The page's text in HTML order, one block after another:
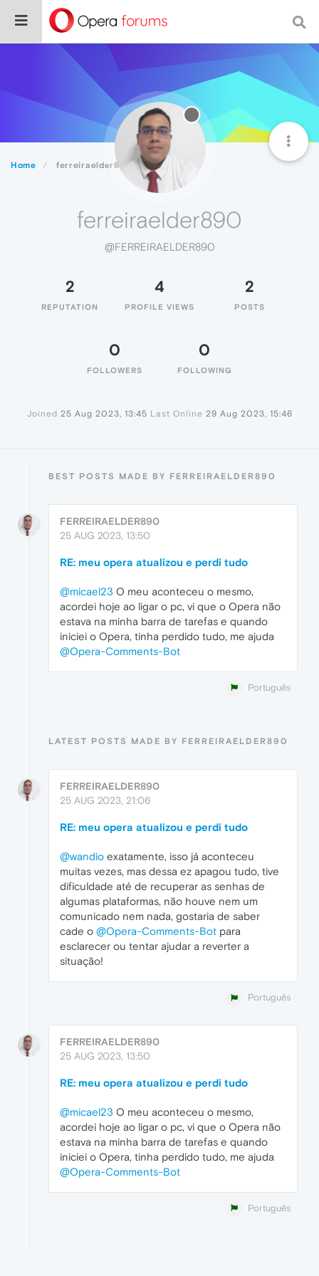
Home ferreiraelder890
ferreiraelder890
@FERREIRAELDER890
2
REPUTATION
4
PROFILE VIEWS
2
POSTS
0
FOLLOWERS
0
FOLLOWING
Joined 25 Aug 2023, 13:45 Last Online 29 Aug 2023, 15:46
BEST POSTS MADE BY FERREIRAELDER890
FERREIRAELDER890
25 AUG 2023, 13:50
RE: meu opera atualizou e perdi tudo
@micael23 O meu aconteceu o mesmo,
acordei hoje ao ligar o pc, vi que o Opera não
estava na minha barra de tarefas e quando
iniciei o Opera, tinha perdido tudo, me ajuda
@Opera-Comments-Bot
Português
LATEST POSTS MADE BY FERREIRAELDER890
FERREIRAELDER890
25 AUG 2023, 21:06
RE: meu opera atualizou e perdi tudo
@wandio exatamente, isso já aconteceu
muitas vezes, mas dessa ez apagou tudo, tive
dificuldade até de recuperar as senhas de
algumas plataformas, não houve nem um
comunicado nem nada, gostaria de saber
cade o @Opera-Comments-Bot para
esclarecer ou tentar ajudar a reverter a
situação!
Português
FERREIRAELDER890
25 AUG 2023, 13:50
RE: meu opera atualizou e perdi tudo
@micael23 O meu aconteceu o mesmo,
acordei hoje ao ligar o pc, vi que o Opera não
estava na minha barra de tarefas e quando
iniciei o Opera, tinha perdido tudo, me ajuda
@Opera-Comments-Bot
Português